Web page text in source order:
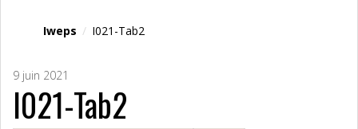
Iweps / I021-Tab2
9 juin 2021
I021-Tab2